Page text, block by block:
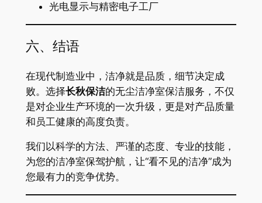
光电显示与精密电子工厂
六、结语
在现代制造业中，洁净就是品质，细节决定成
败。选择长秋保洁的无尘洁净室保洁服务，不仅
是对企业生产环境的一次升级，更是对产品质量
和员工健康的高度负责。
我们以科学的方法、严谨的态度、专业的技能，
为您的洁净室保驾护航，让“看不见的洁净”成为
您最有力的竞争优势。